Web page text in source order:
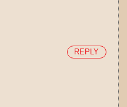
REPLY